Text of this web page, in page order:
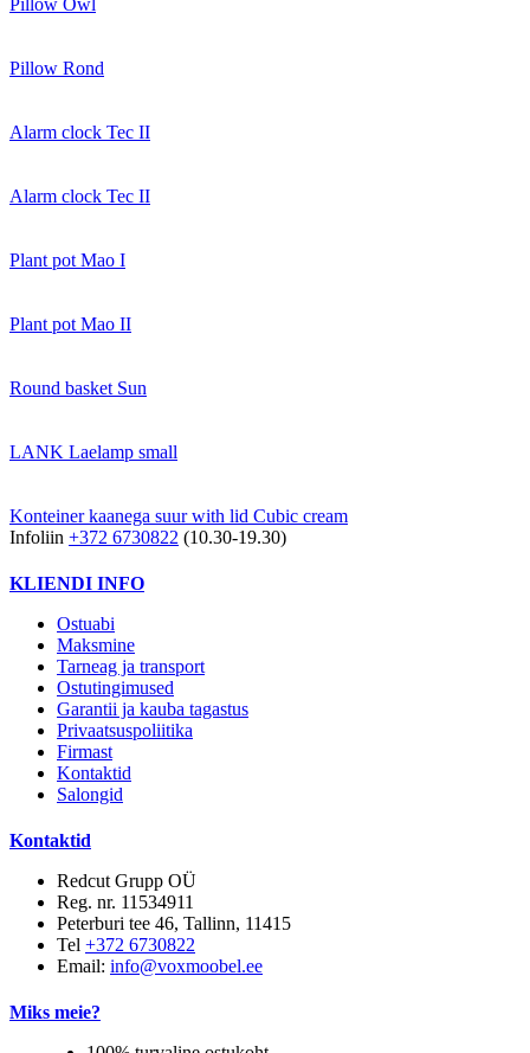
Pillow Rond
Alarm clock Tec II
Alarm clock Tec II
Plant pot Mao I
Plant pot Mao II
Round basket Sun
LANK Laelamp small
Konteiner kaanega suur with lid Cubic cream
Infoliin +372 6730822 (10.30-19.30)
KLIENDI INFO
Ostuabi
Maksmine
Tarneag ja transport
Ostutingimused
Garantii ja kauba tagastus
Privaatsuspoliitika
Firmast
Kontaktid
Salongid
Kontaktid
Redcut Grupp OÜ
Reg. nr. 11534911
Peterburi tee 46, Tallinn, 11415
Tel +372 6730822
Email: info@voxmoobel.ee
Miks meie?